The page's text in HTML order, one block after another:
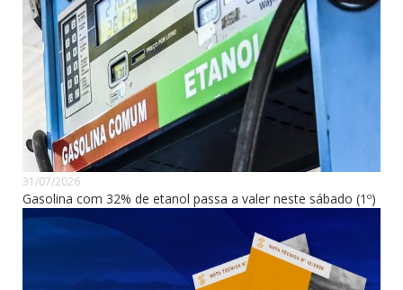
31/07/2026
Gasolina com 32% de etanol passa a valer neste sábado (1º)